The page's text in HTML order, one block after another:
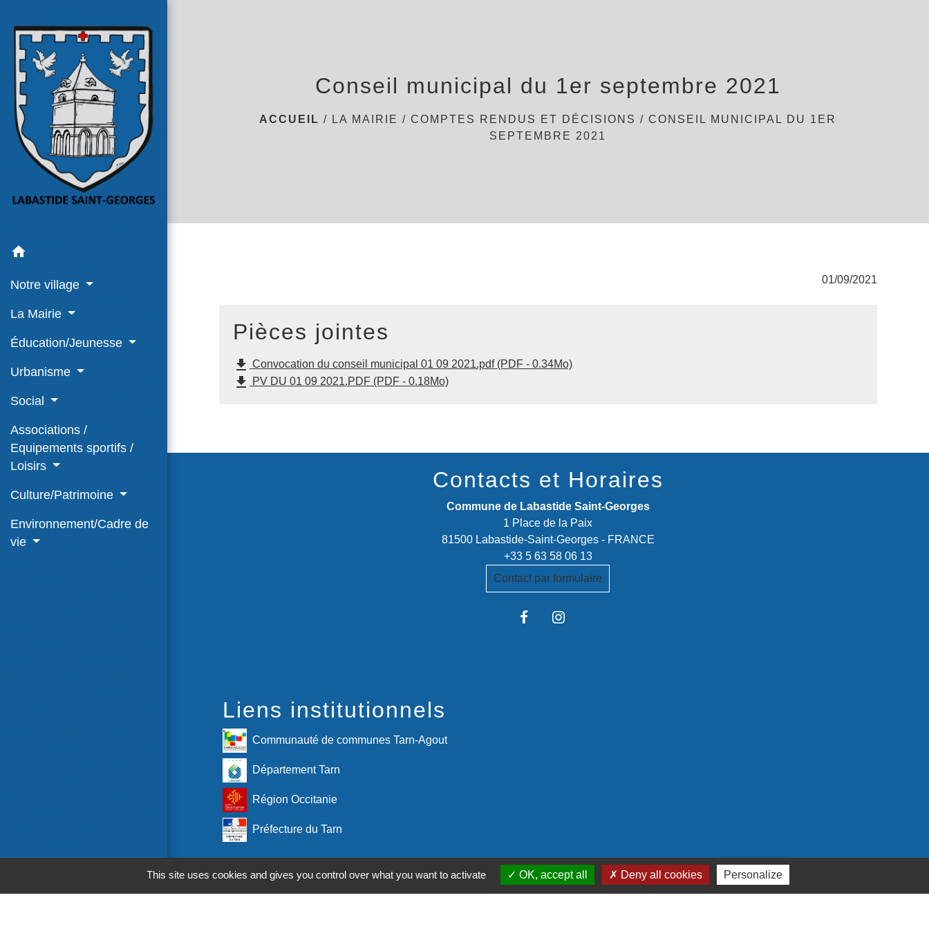
home
Notre village
La Mairie
Éducation/Jeunesse
Urbanisme
Social
Associations /
Equipements sportifs /
Loisirs
Culture/Patrimoine
Environnement/Cadre de
vie
Conseil municipal du 1er septembre 2021
ACCUEIL / LA MAIRIE /COMPTES RENDUS ET DÉCISIONS /CONSEIL MUNICIPAL DU 1ER
SEPTEMBRE 2021
01/09/2021
Pièces jointes
file_download Convocation du conseil municipal 01 09 2021.pdf (PDF - 0.34Mo)
file_download PV DU 01 09 2021.PDF (PDF - 0.18Mo)
Contacts et Horaires
Commune de Labastide Saint-Georges
1 Place de la Paix
81500 Labastide-Saint-Georges - FRANCE
+33 5 63 58 06 13
Contact par formulaire
Liens institutionnels
Communauté de communes Tarn-Agout
Département Tarn
Région Occitanie
Préfecture du Tarn
Mentions légales - Politique de confidentialité Accessibilité - Plan du site - Gestion des cookies
This site uses cookies and gives you control over what you want to activate OK, accept all Deny all cookies Personalize